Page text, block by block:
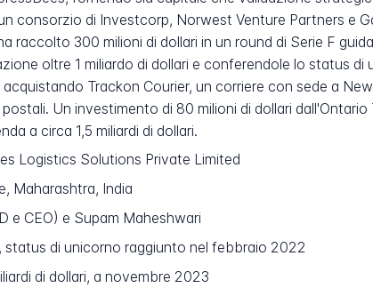
consorzio di Investcorp, Norwest Venture Partners e
raccolto 300 milioni di dollari in un round di Serie F
oltre 1 miliardo di dollari e conferendole lo status
Trackon Courier, un corriere con sede a
Un investimento di 80 milioni di dollari
a circa 1,5 miliardi di dollari.
Logistics Solutions Private Limited
Maharashtra, India
e CEO) e Supam Maheshwari
status di unicorno raggiunto nel febbraio 2022
di dollari, a novembre 2023